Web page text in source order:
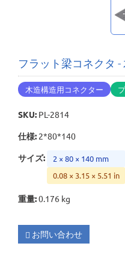
フラット梁コネクタ
木造構造用コネクター
SKU: PL-2814
仕様: 2*80*140
サイズ:
2 × 80 × 140 mm
0.08 × 3.15 × 5.51 in
重量:0.176 kg
お問い合わせ